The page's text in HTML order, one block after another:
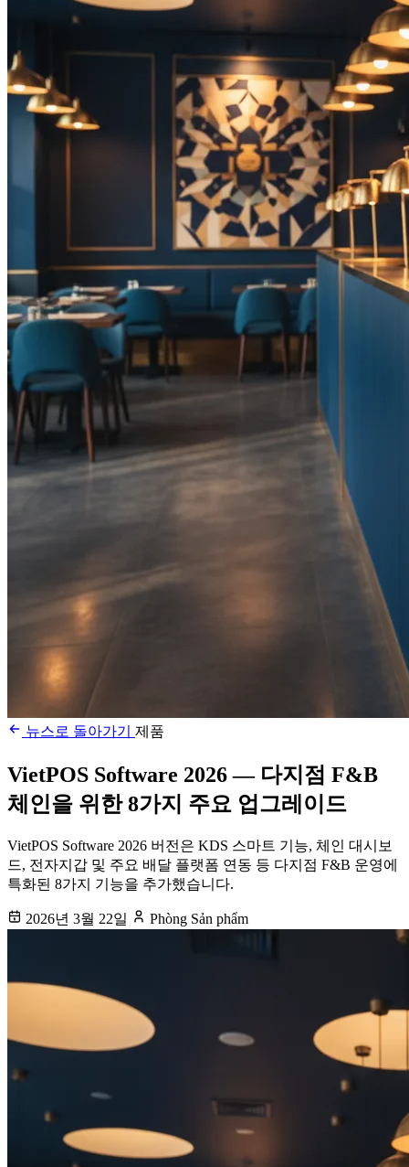
뉴스로 돌아가기 제품
VietPOS Software 2026 — 다지점 F&B
체인을 위한 8가지 주요 업그레이드
VietPOS Software 2026 버전은 KDS 스마트 기능, 체인 대시보
드, 전자지갑 및 주요 배달 플랫폼 연동 등 다지점 F&B 운영에
특화된 8가지 기능을 추가했습니다.
2026년 3월 22일 Phòng Sản phẩm